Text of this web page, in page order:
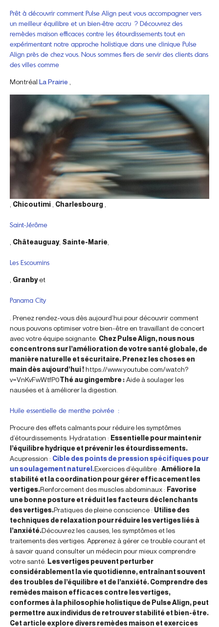
Prêt à découvrir comment Pulse Align peut vous accompagner vers
un meilleur équilibre et un bien-être accru ? Découvrez des
remèdes maison efficaces contre les étourdissements tout en
expérimentant notre approche holistique dans une clinique Pulse
Align près de chez vous. Nous sommes fiers de servir des clients dans
des villes comme
Montréal La Prairie
Chicoutimi Charlesbourg
Saint-Jérôme
Châteauguay, Sainte-Marie
Les Escoumins
Granbyet
Panama City
. Prenez rendez-vous dès aujourd’hui pour découvrir comment
nous pouvons optimiser votre bien-être en travaillant de concert
avec votre équipe soignante. Chez Pulse Align, nous nous
concentrons sur l’amélioration de votre santé globale, de
manière naturelle et sécuritaire. Prenez les choses en
main dès aujourd’hui !https://www.youtube.com/watch?
v=VnKvFwWtfP0Thé au gingembre :Aide à soulager les
nausées et à améliorer la digestion.
Huile essentielle de menthe poivrée :
Procure des effets calmants pour réduire les symptômes
d’étourdissements. Hydratation : Essentielle pour maintenir
l’équilibre hydrique et prévenir les étourdissements.
Acupression : Cible des points de pression spécifiques pour
un soulagement naturel.Exercices d’équilibre : Améliore la
stabilité et la coordination pour gérer efficacement les
vertiges.Renforcement des muscles abdominaux : Favorise
une bonne posture et réduit les facteurs déclenchants
des vertiges.Pratiques de pleine conscience : Utilise des
techniques de relaxation pour réduire les vertiges liés à
l’anxiété.Découvrez les causes, les symptômes et les
traitements des vertiges. Apprenez à gérer ce trouble courant et
à savoir quand consulter un médecin pour mieux comprendre
votre santé. Les vertiges peuvent perturber
considérablement la vie quotidienne, entraînant souvent
des troubles de l’équilibre et de l’anxiété. Comprendre des
remèdes maison efficaces contre les vertiges,
conformes à la philosophie holistique de Pulse Align, peut
permettre aux individus de retrouver stabilité et bien-être.
Cet article explore divers remèdes maison et exercices